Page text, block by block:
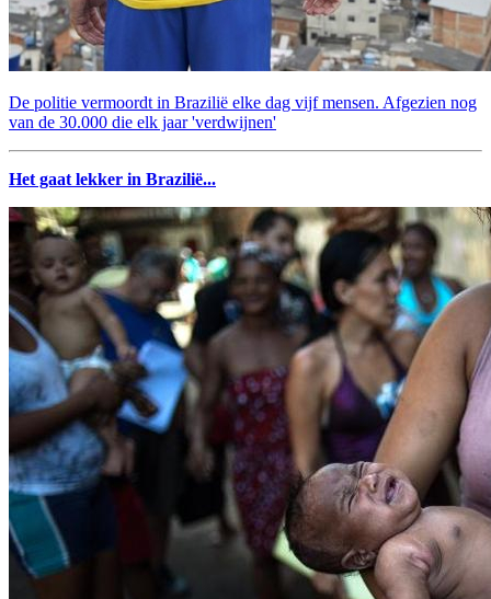
De politie vermoordt in Brazilië elke dag vijf mensen. Afgezien nog
van de 30.000 die elk jaar 'verdwijnen'
Het gaat lekker in Brazilië...